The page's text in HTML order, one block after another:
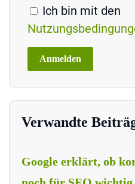
Ich bin mit den
Verwandte
Google erklärt, ob